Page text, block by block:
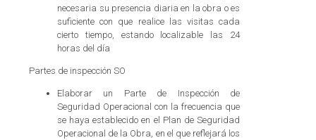
necesaria su presencia diaria en la obra o es
suficiente con que realice las visitas cada
cierto tiempo, estando localizable las 24
horas del día
Partes de inspección SO
Elaborar un Parte de Inspección de
Seguridad Operacional con la frecuencia que
se haya establecido en el Plan de Seguridad
Operacional de la Obra, en el que reflejará los